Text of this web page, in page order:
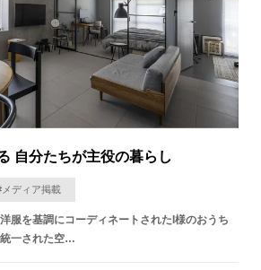
自分たちが主役の暮らし
メディア掲載
服を基調にコーディネートされたI様のおうち
一された空…